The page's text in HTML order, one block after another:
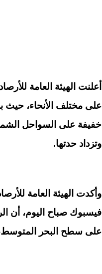
أعلنت الهيئة العامة
على مختلف الأنحاء، حيث
خفيفة على السواحل
وتزداد حدتها.
وأكدت الهيئة العامة
فيسبوك صباح اليوم، أن
على سطح البحر المتوسط،